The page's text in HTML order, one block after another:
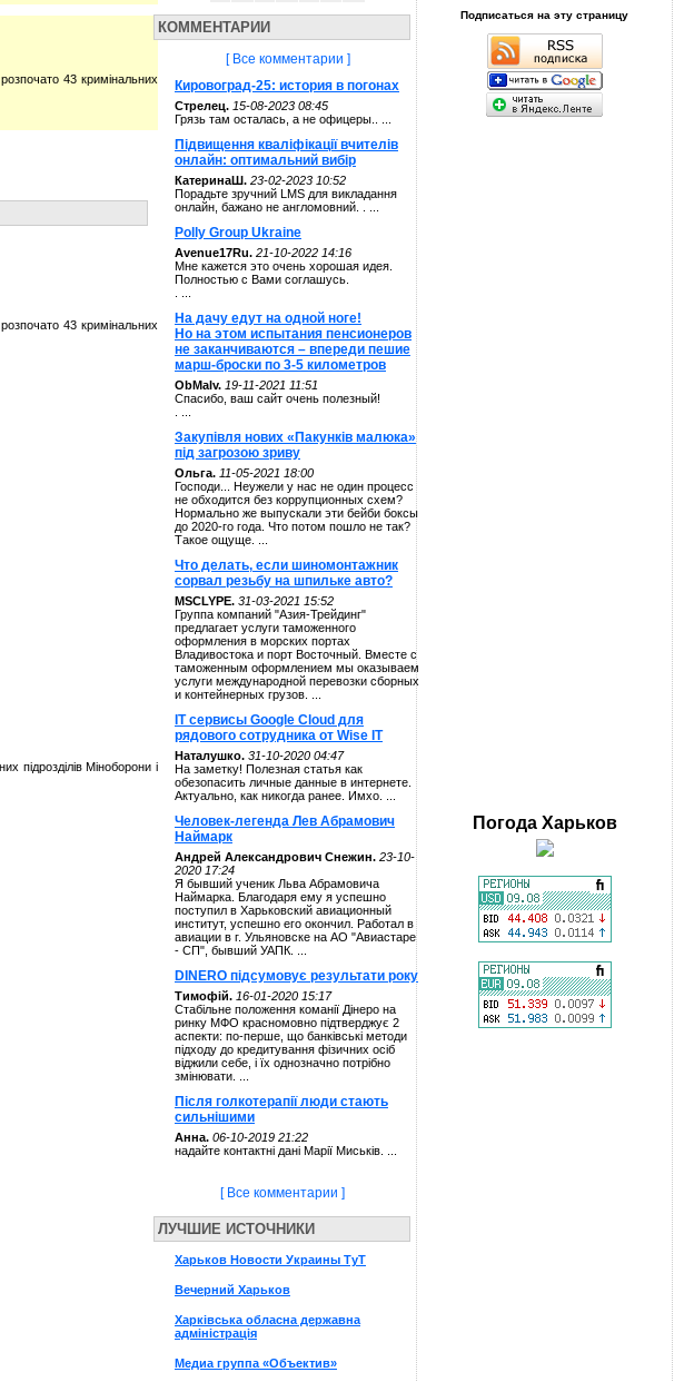
43 кримінальних
43 кримінальних
підрозділів Міноборони і
КОММЕНТАРИИ
[ Все комментарии ]
Кировоград-25: история в погонах
Стрелец. 15-08-2023 08:45
Грязь там осталась, а не офицеры.. ...
Підвищення кваліфікації вчителів
онлайн: оптимальний вибір
КатеринаШ. 23-02-2023 10:52
Порадьте зручний LMS для викладання
онлайн, бажано не англомовний. . ...
Polly Group Ukraine
Avenue17Ru. 21-10-2022 14:16
Мне кажется это очень хорошая идея.
Полностью с Вами соглашусь.
На дачу едут на одной ноге!
Но на этом испытания пенсионеров
не заканчиваются – впереди пешие
марш-броски по 3-5 километров
ОbMalv. 19-11-2021 11:51
Спасибо, ваш сайт очень полезный!
Закупівля нових «Пакунків малюка»
під загрозою зриву
Ольга. 11-05-2021 18:00
Господи... Неужели у нас не один процесс
не обходится без коррупционных схем?
Нормально же выпускали эти бейби боксы
до 2020-го года. Что потом пошло не так?
Такое ощуще. ...
Что делать, если шиномонтажник
сорвал резьбу на шпильке авто?
MSCLYPE. 31-03-2021 15:52
Группа компаний "Азия-Трейдинг"
предлагает услуги таможенного
оформления в морских портах
Владивостока и порт Восточный. Вместе с
таможенным оформлением мы оказываем
услуги международной перевозки сборных
и контейнерных грузов. ...
IT сервисы Google Cloud для
рядового сотрудника от Wise IT
Наталушко. 31-10-2020 04:47
На заметку! Полезная статья как
обезопасить личные данные в интернете.
Актуально, как никогда ранее. Имхо. ...
Человек-легенда Лев Абрамович
Наймарк
Андрей Александрович Снежин. 23-10-
2020 17:24
Я бывший ученик Льва Абрамовича
Наймарка. Благодаря ему я успешно
поступил в Харьковский авиационный
институт, успешно его окончил. Работал в
авиации в г. Ульяновске на АО "Авиастаре
- СП", бывший УАПК. ...
DINERO підсумовує результати року
Тимофій. 16-01-2020 15:17
Стабільне положення команії Дінеро на
ринку МФО красномовно підтверджує 2
аспекти: по-перше, що банківські методи
підходу до кредитування фізичних осіб
віджили себе, і їх однозначно потрібно
змінювати. ...
Після голкотерапії люди стають
сильнішими
Анна. 06-10-2019 21:22
надайте контактні дані Марії Миськів. ...
[ Все комментарии ]
ЛУЧШИЕ ИСТОЧНИКИ
Харьков Новости Украины ТуТ
Вечерний Харьков
Харківська обласна державна
адміністрація
Медиа группа «Объектив»
Подписаться на эту страницу
Погода Харьков